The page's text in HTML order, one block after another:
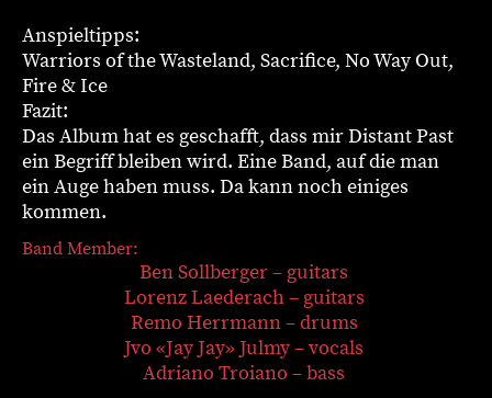
Anspieltipps:
Warriors of the Wasteland, Sacrifice, No Way Out,
Fire & Ice
Fazit:
Das Album hat es geschafft, dass mir Distant Past
ein Begriff bleiben wird. Eine Band, auf die man
ein Auge haben muss. Da kann noch einiges
kommen.
Band Member:
Ben Sollberger – guitars
Lorenz Laederach – guitars
Remo Herrmann – drums
Jvo «Jay Jay» Julmy – vocals
Adriano Troiano – bass